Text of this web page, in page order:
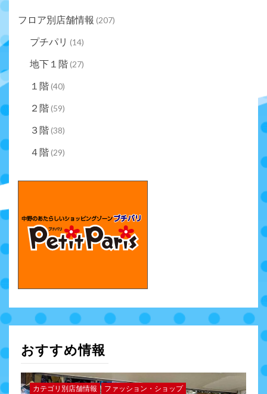
フロア別店舗情報 (207)
プチパリ (14)
地下１階(27)
１階(40)
２階(59)
３階(38)
４階(29)
おすすめ情報
カテゴリ別店舗情報
ファッション・ショップ